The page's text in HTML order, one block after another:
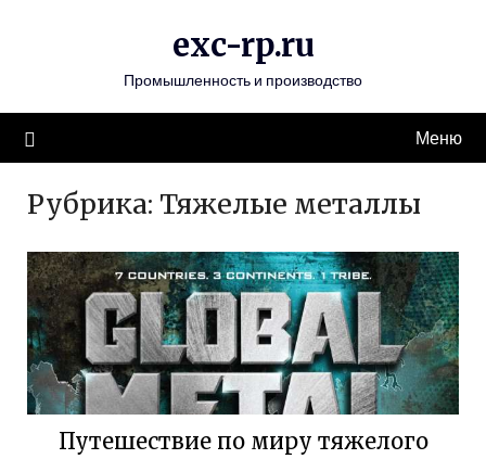
exc-rp.ru
Промышленность и производство
Меню
Рубрика: Тяжелые металлы
Путешествие по миру тяжелого